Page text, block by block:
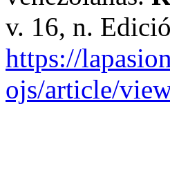
v. 16, n.
https://
ojs/article/